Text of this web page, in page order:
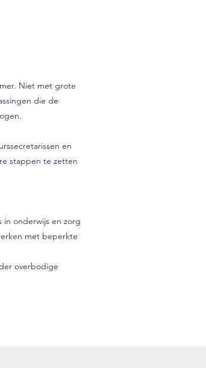
Niet met grote
die de
en
stappen te zetten
onderwijs en zorg
met beperkte
overbodige